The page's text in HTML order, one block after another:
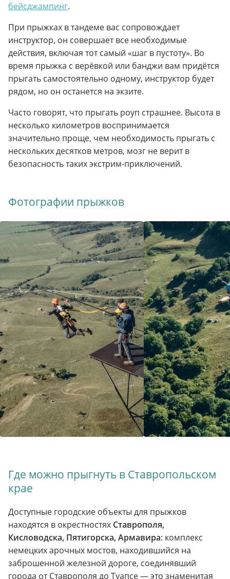
бейсджампинг.
При прыжках в тандеме вас сопровождает
инструктор, он совершает все необходимые
действия, включая тот самый «шаг в пустоту». Во
время прыжка с верёвкой или банджи вам придётся
прыгать самостоятельно одному, инструктор будет
рядом, но он останется на экзите.
Часто говорят, что прыгать роуп страшнее. Высота в
несколько километров воспринимается
значительно проще, чем необходимость прыгать с
нескольких десятков метров, мозг не верит в
безопасность таких экстрим-приключений.
Фотографии прыжков
Где можно прыгнуть в Ставропольском
крае
Доступные городские объекты для прыжков
находятся в окрестностях Ставрополя,
Кисловодска, Пятигорска, Армавира: комплекс
немецких арочных мостов, находившийся на
заброшенной железной дороге, соединявший
города от Ставрополя до Туапсе — это знаменитая